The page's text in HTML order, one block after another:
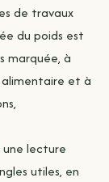
de travaux
du poids est
marquée, à
et à
une lecture
utiles, en